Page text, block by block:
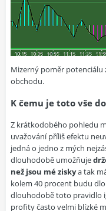
Mizerný poměr potenciálu
obchodu.
K čemu je toto vše
Z krátkodobého pohledu
uvažování příliš efektu
jedná o jedno z mých
dlouhodobě umožňuje
než jsou mé ziskya tak
kolem 40 procent budu
dlouhodobě toto pravidlo
profity často velmi blízké